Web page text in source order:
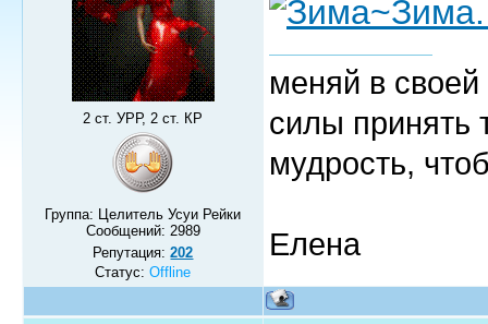
2 ст. УРР, 2 ст. КР
Группа: Целитель Усуи Рейки
Сообщений: 2989
Репутация:202
Статус:Offline
меняй в
силы принять
мудрость,
Елена